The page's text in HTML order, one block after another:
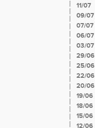
11/07
09/07
07/07
06/07
03/07
29/06
25/06
22/06
20/06
19/06
18/06
15/06
12/06